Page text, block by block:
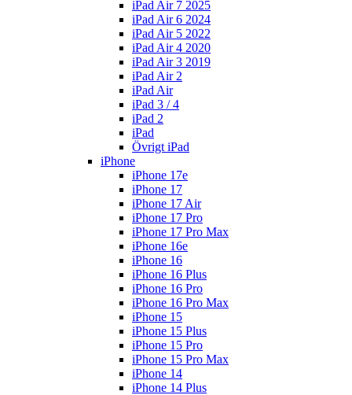
iPad Air 7 2025
iPad Air 6 2024
iPad Air 5 2022
iPad Air 4 2020
iPad Air 3 2019
iPad Air 2
iPad Air
iPad 3 / 4
iPad 2
iPad
Övrigt iPad
iPhone
iPhone 17e
iPhone 17
iPhone 17 Air
iPhone 17 Pro
iPhone 17 Pro Max
iPhone 16e
iPhone 16
iPhone 16 Plus
iPhone 16 Pro
iPhone 16 Pro Max
iPhone 15
iPhone 15 Plus
iPhone 15 Pro
iPhone 15 Pro Max
iPhone 14
iPhone 14 Plus